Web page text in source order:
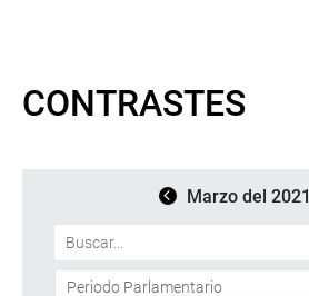
CONTRASTES
Marzo del 2021